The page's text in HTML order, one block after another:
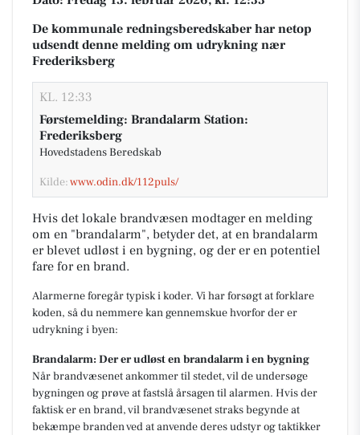
De kommunale redningsberedskaber har netop
udsendt denne melding om udrykning nær
Frederiksberg
KL. 12:33
Førstemelding: Brandalarm Station:
Frederiksberg
Hovedstadens Beredskab
Kilde:www.odin.dk/112puls/
Hvis det lokale brandvæsen modtager en melding
om en "brandalarm", betyder det, at en brandalarm
er blevet udløst i en bygning, og der er en potentiel
fare for en brand.
Alarmerne foregår typisk i koder. Vi har forsøgt at forklare
koden, så du nemmere kan gennemskue hvorfor der er
udrykning i byen:
Brandalarm: Der er udløst en brandalarm i en bygning
Når brandvæsenet ankommer til stedet, vil de undersøge
bygningen og prøve at fastslå årsagen til alarmen. Hvis der
faktisk er en brand, vil brandvæsenet straks begynde at
bekæmpe branden ved at anvende deres udstyr og taktikker